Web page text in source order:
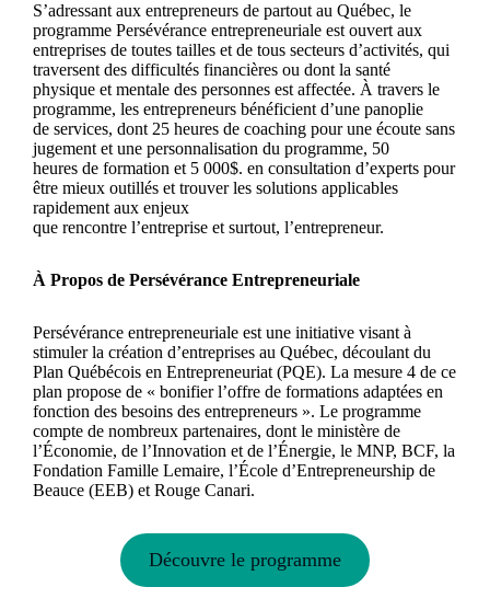
S’adressant aux entrepreneurs de partout au Québec, le
programme Persévérance entrepreneuriale est ouvert aux
entreprises de toutes tailles et de tous secteurs d’activités, qui
traversent des difficultés financières ou dont la santé
physique et mentale des personnes est affectée. À travers le
programme, les entrepreneurs bénéficient d’une panoplie
de services, dont 25 heures de coaching pour une écoute sans
jugement et une personnalisation du programme, 50
heures de formation et 5 000$. en consultation d’experts pour
être mieux outillés et trouver les solutions applicables
rapidement aux enjeux
que rencontre l’entreprise et surtout, l’entrepreneur.
À Propos de Persévérance Entrepreneuriale
Persévérance entrepreneuriale est une initiative visant à
stimuler la création d’entreprises au Québec, découlant du
Plan Québécois en Entrepreneuriat (PQE). La mesure 4 de ce
plan propose de « bonifier l’offre de formations adaptées en
fonction des besoins des entrepreneurs ». Le programme
compte de nombreux partenaires, dont le ministère de
l’Économie, de l’Innovation et de l’Énergie, le MNP, BCF, la
Fondation Famille Lemaire, l’École d’Entrepreneurship de
Beauce (EEB) et Rouge Canari.
Découvre le programme